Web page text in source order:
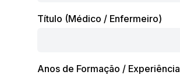
Título (Médico / Enfermeiro)
Anos de Formação / Experiência